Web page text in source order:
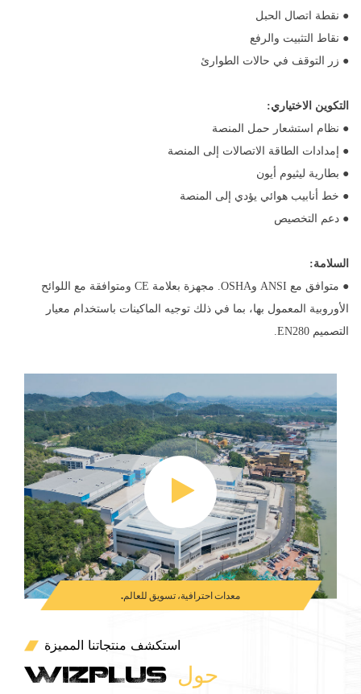
● نقطة اتصال الحبل
● نقاط التثبيت والرفع
● زر التوقف في حالات الطوارئ
التكوين الاختياري:
● نظام استشعار حمل المنصة
● إمدادات الطاقة الاتصالات إلى المنصة
● بطارية ليثيوم أيون
● خط أنابيب هوائي يؤدي إلى المنصة
● دعم التخصيص
السلامة:
● متوافق مع ANSI وOSHA. مجهزة بعلامة CE ومتوافقة مع اللوائح
الأوروبية المعمول بها، بما في ذلك توجيه الماكينات باستخدام معيار
التصميم EN280.
معدات احترافية، تسويق للعالم.
استكشف منتجاتنا المميزة
حول WIZPLUS